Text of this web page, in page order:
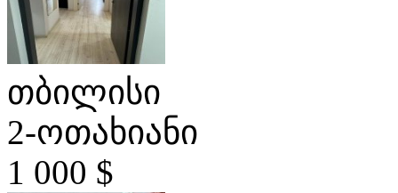
თბილისი
2-ოთახიანი
1 000 $